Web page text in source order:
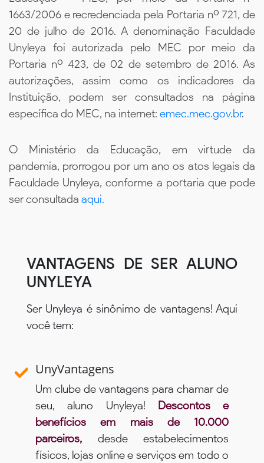
1663/2006 e recredenciada pela Portaria nº 721, de
20 de julho de 2016. A denominação Faculdade
Unyleya foi autorizada pelo MEC por meio da
Portaria nº 423, de 02 de setembro de 2016. As
autorizações, assim como os indicadores da
Instituição, podem ser consultados na página
específica do MEC, na internet: emec.mec.gov.br.
O Ministério da Educação, em virtude da
pandemia, prorrogou por um ano os atos legais da
Faculdade Unyleya, conforme a portaria que pode
ser consultada aqui.
VANTAGENS DE SER ALUNO
UNYLEYA
Ser Unyleya é sinônimo de vantagens! Aqui
você tem:
UnyVantagens
Um clube de vantagens para chamar de
seu, aluno Unyleya! Descontos e
benefícios em mais de 10.000
parceiros, desde estabelecimentos
físicos, lojas online e serviços em todo o